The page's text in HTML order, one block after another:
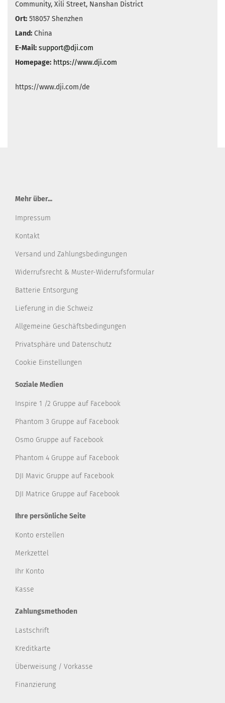
Community, Xili Street, Nanshan District
Ort: 518057 Shenzhen
Land: China
E-Mail: support@dji.com
Homepage: https://www.dji.com
https://www.dji.com/de
Mehr über...
Impressum
Kontakt
Versand und Zahlungsbedingungen
Widerrufsrecht & Muster-Widerrufsformular
Batterie Entsorgung
Lieferung in die Schweiz
Allgemeine Geschäftsbedingungen
Privatsphäre und Datenschutz
Cookie Einstellungen
Soziale Medien
Inspire 1 /2 Gruppe auf Facebook
Phantom 3 Gruppe auf Facebook
Osmo Gruppe auf Facebook
Phantom 4 Gruppe auf Facebook
DJI Mavic Gruppe auf Facebook
DJI Matrice Gruppe auf Facebook
Ihre persönliche Seite
Konto erstellen
Merkzettel
Ihr Konto
Kasse
Zahlungsmethoden
Lastschrift
Kreditkarte
Überweisung / Vorkasse
Finanzierung